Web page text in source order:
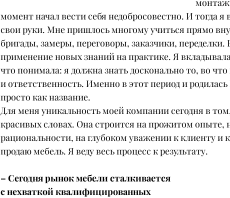
момент начал вести себя недобросовестно. И тогда я
свои руки. Мне пришлось многому учиться прямо
бригады, замеры, переговоры, заказчики,
применение новых знаний на практике. Я
что понимала: я должна знать досконально то, во
и ответственность. Именно в этот период и родилась
просто как название.
Для меня уникальность моей компании сегодня в
красивых словах. Она строится на прожитом опыте,
рациональности, на глубоком уважении к клиенту и
продаю мебель. Я веду весь процесс к результату.
– Сегодня рынок мебели сталкивается
с нехваткой квалифицированных